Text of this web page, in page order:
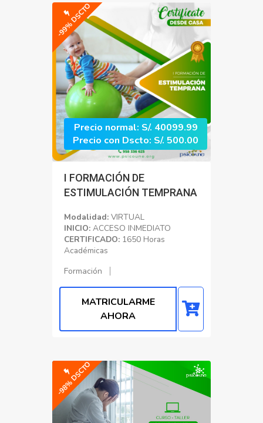
-99% DSCTO
Precio normal: S/. 40099.99
Precio con Dscto: S/. 500.00
I FORMACIÓN DE
ESTIMULACIÓN TEMPRANA
Modalidad: VIRTUAL
INICIO: ACCESO INMEDIATO
CERTIFICADO: 1650 Horas
Académicas
Formación
MATRICULARME
AHORA
-98% DSCTO